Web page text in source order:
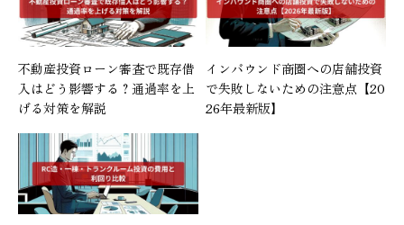
不動産投資ローン審査で既存借
入はどう影響する？通過率を上
げる対策を解説
インバウンド商圏への店舗投資
で失敗しないための注意点【20
26年最新版】